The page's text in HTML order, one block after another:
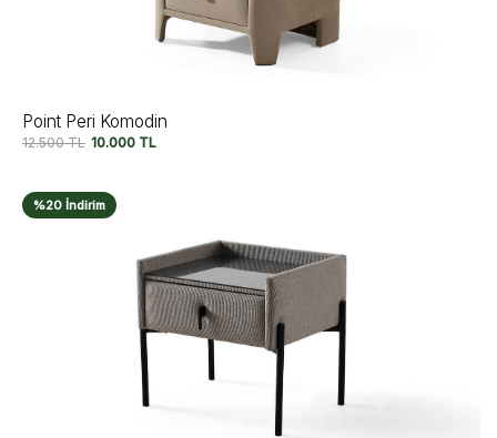
Point Peri Komodin
12.500TL 10.000 TL
%20 İndirim